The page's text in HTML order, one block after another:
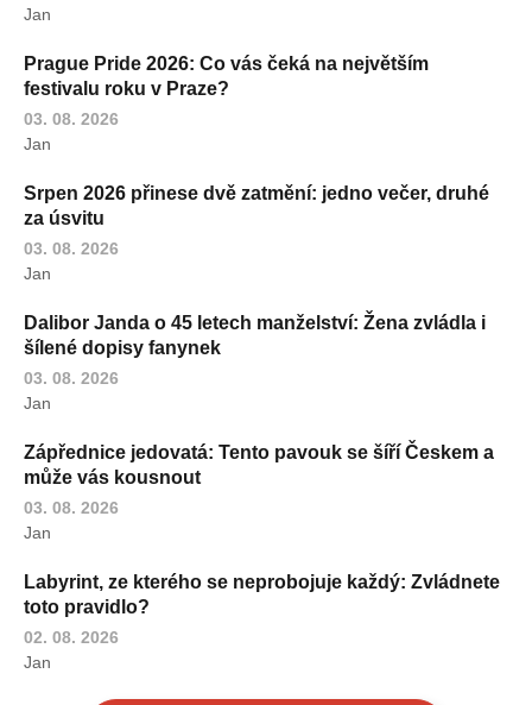
Jan
Prague Pride 2026: Co vás čeká na největším
festivalu roku v Praze?
03. 08. 2026
Jan
Srpen 2026 přinese dvě zatmění: jedno večer, druhé
za úsvitu
03. 08. 2026
Jan
Dalibor Janda o 45 letech manželství: Žena zvládla i
šílené dopisy fanynek
03. 08. 2026
Jan
Zápřednice jedovatá: Tento pavouk se šíří Českem a
může vás kousnout
03. 08. 2026
Jan
Labyrint, ze kterého se neprobojuje každý: Zvládnete
toto pravidlo?
02. 08. 2026
Jan